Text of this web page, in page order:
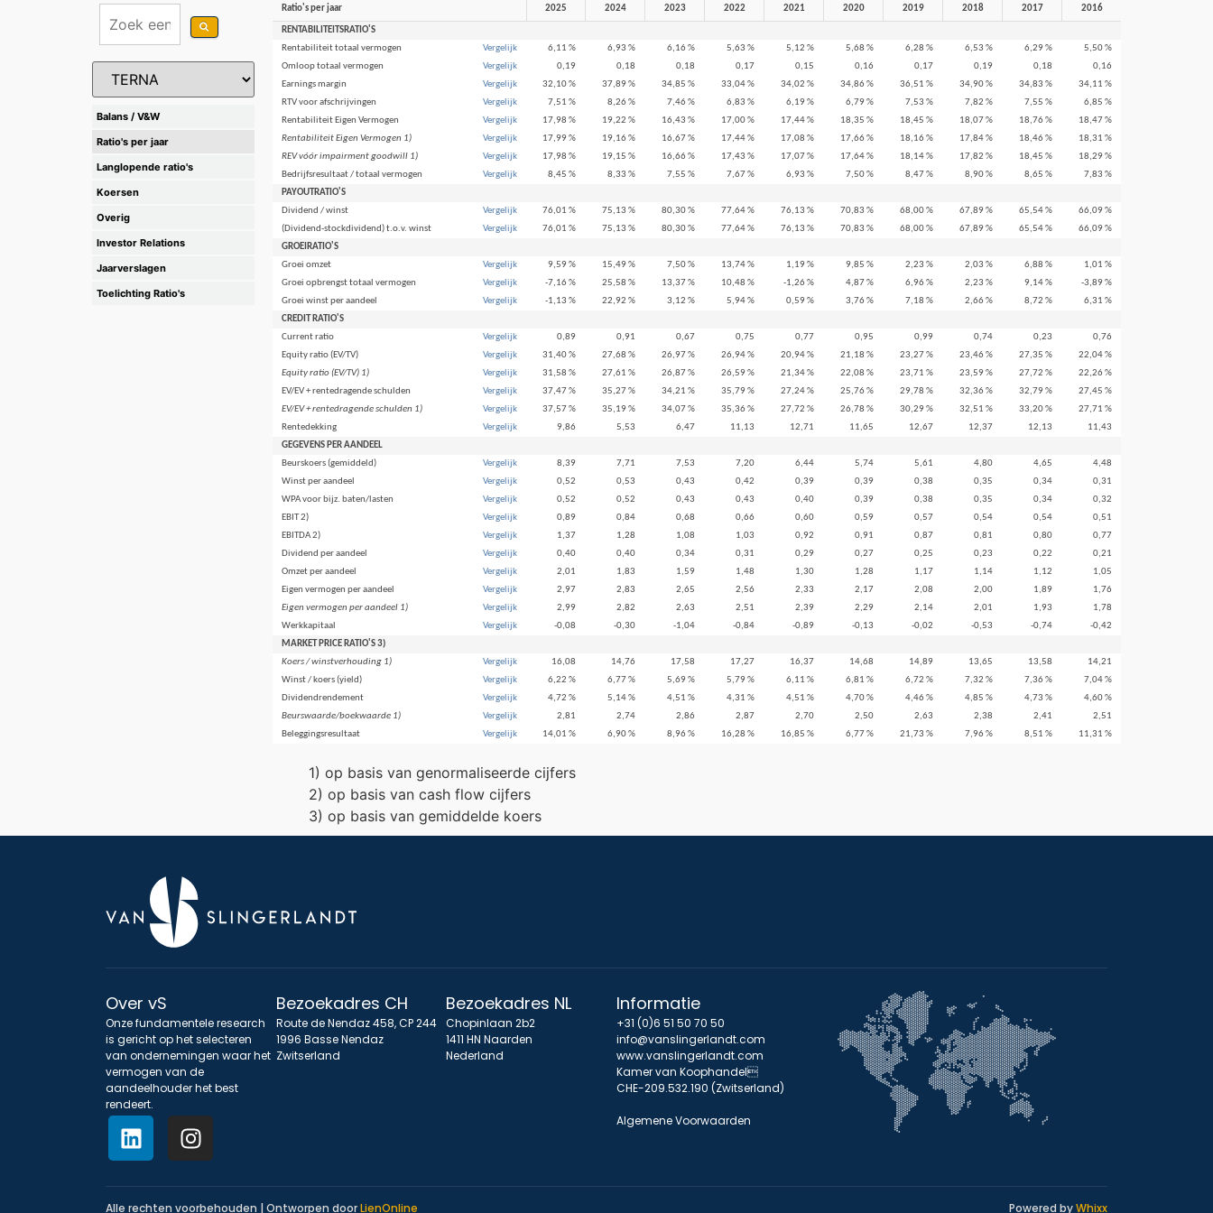
Balans / V&W
Ratio's per jaar
Langlopende ratio's
Koersen
Overig
Investor Relations
Jaarverslagen
Toelichting Ratio's
Ratio's per jaar 2025 2024 2023 2022 2021 2020 2019 2018 2017 2016
RENTABILITEITSRATIO'S
Rentabiliteit totaal vermogen
Vergelijk 6,11 % 6,93 % 6,16 % 5,63 % 5,12 % 5,68 % 6,28 % 6,53 % 6,29 %
5,50 %
Omloop totaal vermogen
Vergelijk 0,19 0,18 0,18 0,17 0,15 0,16 0,17 0,19 0,18
0,16
Earnings margin
Vergelijk 32,10 % 37,89 % 34,85 % 33,04 % 34,02 % 34,86 % 36,51 % 34,90 % 34,83 %
34,11 %
RTV voor afschrijvingen
Vergelijk 7,51 % 8,26 % 7,46 % 6,83 % 6,19 % 6,79 % 7,53 % 7,82 % 7,55 %
6,85 %
Rentabiliteit Eigen Vermogen
Vergelijk 17,98 % 19,22 % 16,43 % 17,00 % 17,44 % 18,35 % 18,45 % 18,07 % 18,76 %
18,47 %
Rentabiliteit Eigen Vermogen 1)
Vergelijk 17,99 % 19,16 % 16,67 % 17,44 % 17,08 % 17,66 % 18,16 % 17,84 % 18,46 %
18,31 %
REV vóór impairment goodwill 1)
Vergelijk 17,98 % 19,15 % 16,66 % 17,43 % 17,07 % 17,64 % 18,14 % 17,82 % 18,45 %
18,29 %
Bedrijfsresultaat / totaal vermogen
Vergelijk 8,45 % 8,33 % 7,55 % 7,67 % 6,93 % 7,50 % 8,47 % 8,90 % 8,65 %
7,83 %
PAYOUTRATIO'S
Dividend / winst
Vergelijk 76,01 % 75,13 % 80,30 % 77,64 % 76,13 % 70,83 % 68,00 % 67,89 % 65,54 %
66,09 %
(Dividend-stockdividend) t.o.v. winst
Vergelijk 76,01 % 75,13 % 80,30 % 77,64 % 76,13 % 70,83 % 68,00 % 67,89 % 65,54 %
66,09 %
GROEIRATIO'S
Groei omzet
Vergelijk 9,59 % 15,49 % 7,50 % 13,74 % 1,19 % 9,85 % 2,23 % 2,03 % 6,88 %
1,01 %
Groei opbrengst totaal vermogen
Vergelijk -7,16 % 25,58 % 13,37 % 10,48 % -1,26 % 4,87 % 6,96 % 2,23 % 9,14 %
-3,89 %
Groei winst per aandeel
Vergelijk -1,13 % 22,92 % 3,12 % 5,94 % 0,59 % 3,76 % 7,18 % 2,66 % 8,72 %
6,31 %
CREDIT RATIO'S
Current ratio
Vergelijk 0,89 0,91 0,67 0,75 0,77 0,95 0,99 0,74 0,23
0,76
Equity ratio (EV/TV)
Vergelijk 31,40 % 27,68 % 26,97 % 26,94 % 20,94 % 21,18 % 23,27 % 23,46 % 27,35 %
22,04 %
Equity ratio (EV/TV) 1)
Vergelijk 31,58 % 27,61 % 26,87 % 26,59 % 21,34 % 22,08 % 23,71 % 23,59 % 27,72 %
22,26 %
EV/EV + rentedragende schulden
Vergelijk 37,47 % 35,27 % 34,21 % 35,79 % 27,24 % 25,76 % 29,78 % 32,36 % 32,79 %
27,45 %
EV/EV + rentedragende schulden 1)
Vergelijk 37,57 % 35,19 % 34,07 % 35,36 % 27,72 % 26,78 % 30,29 % 32,51 % 33,20 %
27,71 %
Rentedekking
Vergelijk 9,86 5,53 6,47 11,13 12,71 11,65 12,67 12,37 12,13
11,43
GEGEVENS PER AANDEEL
Beurskoers (gemiddeld)
Vergelijk 8,39 7,71 7,53 7,20 6,44 5,74 5,61 4,80 4,65
4,48
Winst per aandeel
Vergelijk 0,52 0,53 0,43 0,42 0,39 0,39 0,38 0,35 0,34
0,31
WPA voor bijz. baten/lasten
Vergelijk 0,52 0,52 0,43 0,43 0,40 0,39 0,38 0,35 0,34
0,32
EBIT 2)
Vergelijk 0,89 0,84 0,68 0,66 0,60 0,59 0,57 0,54 0,54
0,51
EBITDA 2)
Vergelijk 1,37 1,28 1,08 1,03 0,92 0,91 0,87 0,81 0,80
0,77
Dividend per aandeel
Vergelijk 0,40 0,40 0,34 0,31 0,29 0,27 0,25 0,23 0,22
0,21
Omzet per aandeel
Vergelijk 2,01 1,83 1,59 1,48 1,30 1,28 1,17 1,14 1,12
1,05
Eigen vermogen per aandeel
Vergelijk 2,97 2,83 2,65 2,56 2,33 2,17 2,08 2,00 1,89
1,76
Eigen vermogen per aandeel 1)
Vergelijk 2,99 2,82 2,63 2,51 2,39 2,29 2,14 2,01 1,93
1,78
Werkkapitaal
Vergelijk -0,08 -0,30 -1,04 -0,84 -0,89 -0,13 -0,02 -0,53 -0,74
-0,42
MARKET PRICE RATIO'S 3)
Koers / winstverhouding 1)
Vergelijk 16,08 14,76 17,58 17,27 16,37 14,68 14,89 13,65 13,58
14,21
Winst / koers (yield)
Vergelijk 6,22 % 6,77 % 5,69 % 5,79 % 6,11 % 6,81 % 6,72 % 7,32 % 7,36 %
7,04 %
Dividendrendement
Vergelijk 4,72 % 5,14 % 4,51 % 4,31 % 4,51 % 4,70 % 4,46 % 4,85 % 4,73 %
4,60 %
Beurswaarde/boekwaarde 1)
Vergelijk 2,81 2,74 2,86 2,87 2,70 2,50 2,63 2,38 2,41
2,51
Beleggingsresultaat
Vergelijk 14,01 % 6,90 % 8,96 % 16,28 % 16,85 % 6,77 % 21,73 % 7,96 % 8,51 % 11,31 %
1) op basis van genormaliseerde cijfers
2) op basis van cash flow cijfers
3) op basis van gemiddelde koers
Over vS
Onze fundamentele research
is gericht op het selecteren
van ondernemingen waar het
vermogen van de
aandeelhouder het best
rendeert.
Bezoekadres CH
Route de Nendaz 458, CP 244
1996 Basse Nendaz
Zwitserland
Bezoekadres NL
Chopinlaan 2b2
1411 HN Naarden
Nederland
Informatie
+31 (0)6 51 50 70 50
info@vanslingerlandt.com
www.vanslingerlandt.com
Kamer van Koophandel
CHE-209.532.190 (Zwitserland)
Algemene Voorwaarden
Alle rechten voorbehouden | Ontworpen doorLienOnline Powered byWhixx